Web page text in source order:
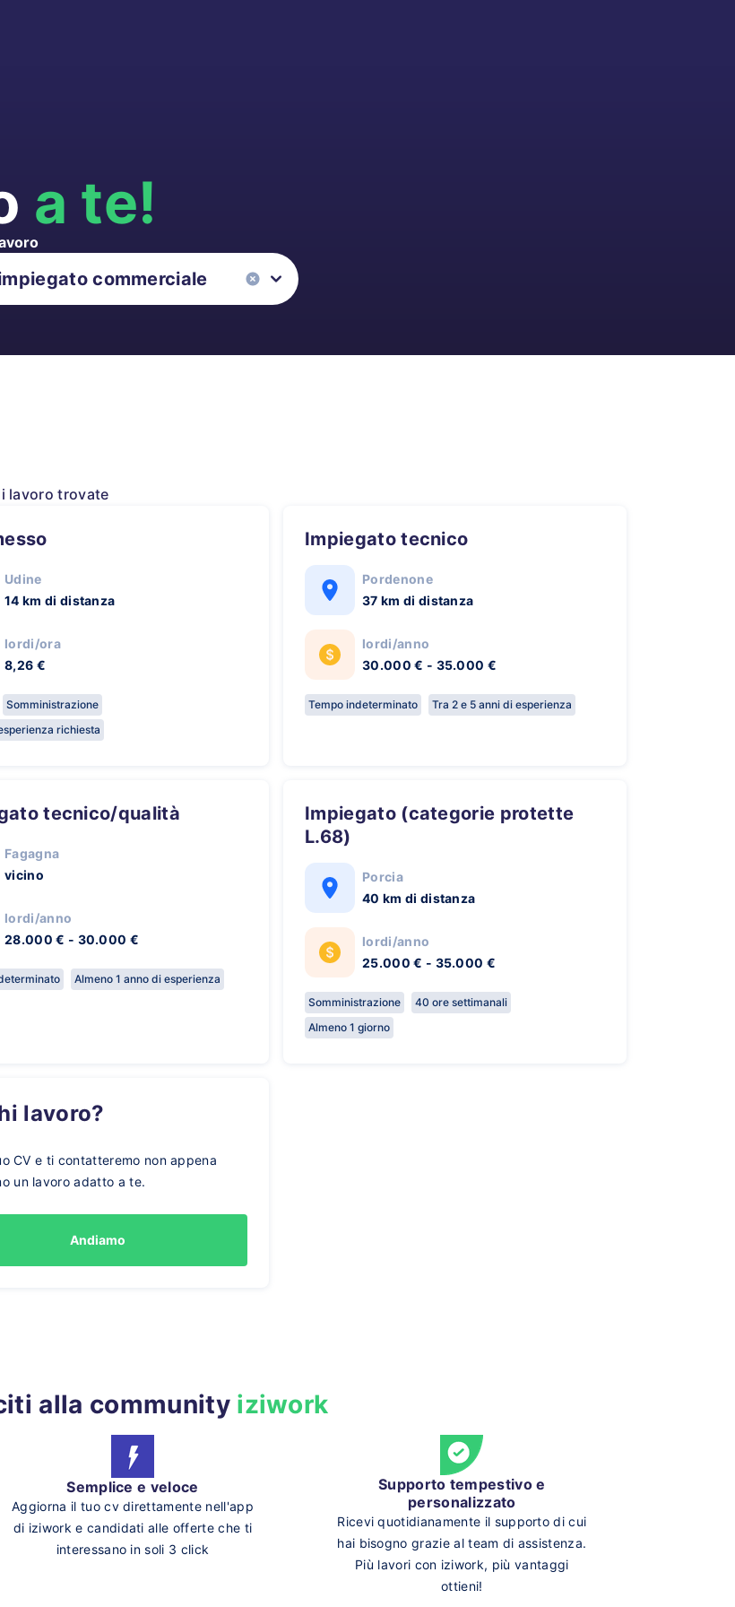
a te!
lavoro trovate
Udine
14 km di distanza
lordi/ora
8,26 €
Somministrazione
richiesta
Impiegato tecnico
Pordenone
37 km di distanza
lordi/anno
30.000 € - 35.000 €
Tempo indeterminato Tra 2 e 5 anni di esperienza
tecnico/qualità
Fagagna
vicino
lordi/anno
28.000 € - 30.000 €
Almeno 1 anno di esperienza
Impiegato (categorie protette
L.68)
Porcia
40 km di distanza
lordi/anno
25.000 € - 35.000 €
Somministrazione
40 ore settimanali
Almeno 1 giorno
lavoro?
CV e ti contatteremo non appena
un lavoro adatto a te.
Andiamo
alla community iziwork
Semplice e veloce
Aggiorna il tuo cv direttamente nell'app
di iziwork e candidati alle offerte che ti
interessano in soli 3 click
Supporto tempestivo e
personalizzato
Ricevi quotidianamente il supporto di cui
hai bisogno grazie al team di assistenza.
Più lavori con iziwork, più vantaggi
ottieni!